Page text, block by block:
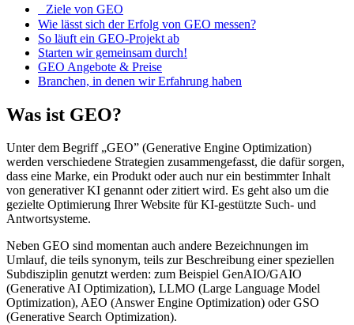
Ziele von GEO
Wie lässt sich der Erfolg von GEO messen?
So läuft ein GEO-Projekt ab
Starten wir gemeinsam durch!
GEO Angebote & Preise
Branchen, in denen wir Erfahrung haben
Was ist GEO?
Unter dem Begriff „GEO” (Generative Engine Optimization)
werden verschiedene Strategien zusammengefasst, die dafür sorgen,
dass eine Marke, ein Produkt oder auch nur ein bestimmter Inhalt
von generativer KI genannt oder zitiert wird. Es geht also um die
gezielte Optimierung Ihrer Website für KI-gestützte Such- und
Antwortsysteme.
Neben GEO sind momentan auch andere Bezeichnungen im
Umlauf, die teils synonym, teils zur Beschreibung einer speziellen
Subdisziplin genutzt werden: zum Beispiel GenAIO/GAIO
(Generative AI Optimization), LLMO (Large Language Model
Optimization), AEO (Answer Engine Optimization) oder GSO
(Generative Search Optimization).